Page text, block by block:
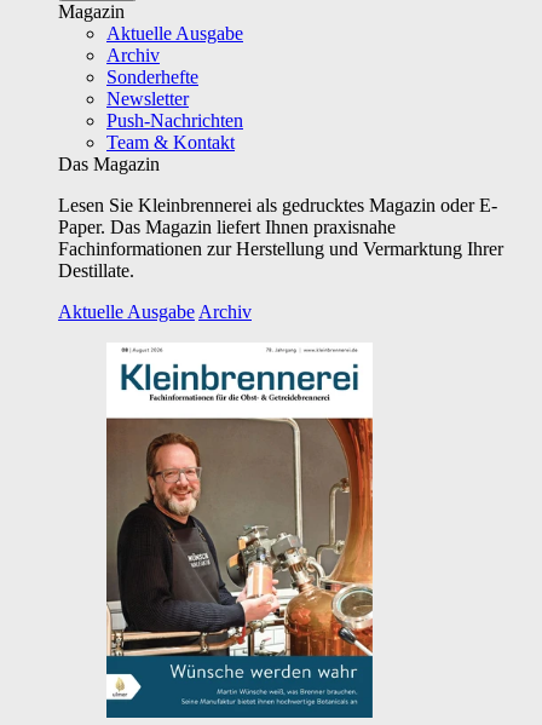
Magazin
Aktuelle Ausgabe
Archiv
Sonderhefte
Newsletter
Push-Nachrichten
Team & Kontakt
Das Magazin
Lesen Sie Kleinbrennerei als gedrucktes Magazin oder E-
Paper. Das Magazin liefert Ihnen praxisnahe
Fachinformationen zur Herstellung und Vermarktung Ihrer
Destillate.
Aktuelle Ausgabe Archiv